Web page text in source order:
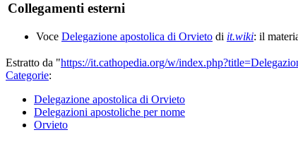
Collegamenti esterni
Voce Delegazione apostolica di Orvieto di it.wiki: il
Estratto da "https://it.cathopedia.org/w/
Categorie:
Delegazione apostolica di Orvieto
Delegazioni apostoliche per nome
Orvieto